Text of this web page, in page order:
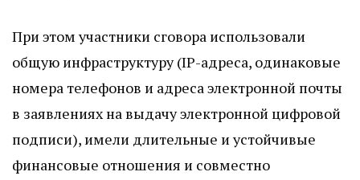
При этом участники сговора использовали
общую инфраструктуру (IP-адреса, одинаковые
номера телефонов и адреса электронной почты
в заявлениях на выдачу электронной цифровой
подписи), имели длительные и устойчивые
финансовые отношения и совместно